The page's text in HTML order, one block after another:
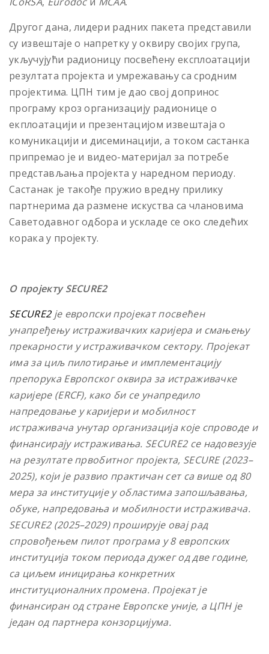
Другог дана, лидери радних пакета представили
су извештаје о напретку у оквиру својих група,
укључујући радионицу посвећену експлоатацији
резултата пројекта и умрежавању са сродним
пројектима. ЦПН тим је дао свој допринос
програму кроз организацију радионице о
екплоатацији и презентацијом извештаја о
комуникацији и дисеминацији, а током састанка
припремао је и видео-материјал за потребе
представљања пројекта у наредном периоду.
Састанак је такође пружио вредну прилику
партнерима да размене искуства са члановима
Саветодавног одбора и ускладе се око следећих
корака у пројекту.
О пројекту SECURE2
SECURE2је европски пројекат посвећен
унапређењу истраживачких каријера и смањењу
прекарности у истраживачком сектору. Пројекат
има за циљ пилотирање и имплементацију
препорука Европског оквира за истраживачке
каријере (ERCF), како би се унапредило
напредовање у каријери и мобилност
истраживача унутар организација које спроводе и
финансирају истраживања. SECURE2 се надовезује
на резултате првобитног пројекта, SECURE (2023–
2025), који је развио практичан сет са више од 80
мера за институције у областима запошљавања,
обуке, напредовања и мобилности истраживача.
SECURE2 (2025–2029) проширује овај рад
спровођењем пилот програма у 8 европских
институција током периода дужег од две године,
са циљем иницирања конкретних
институционалних промена. Пројекат је
финансиран од стране Европске уније, а ЦПН је
један од партнера конзорцијума.